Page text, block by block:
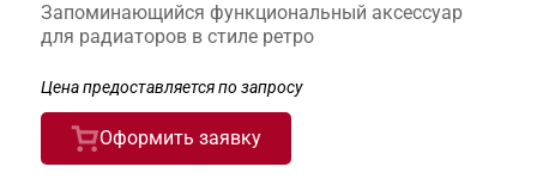
Запоминающийся функциональный аксессуар
для радиаторов в стиле ретро
Цена предоставляется по запросу
Оформить заявку